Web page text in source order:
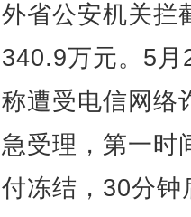
省公安机关拦
万元。5月
遭受电信网络
受理，第一时
冻结，30分钟